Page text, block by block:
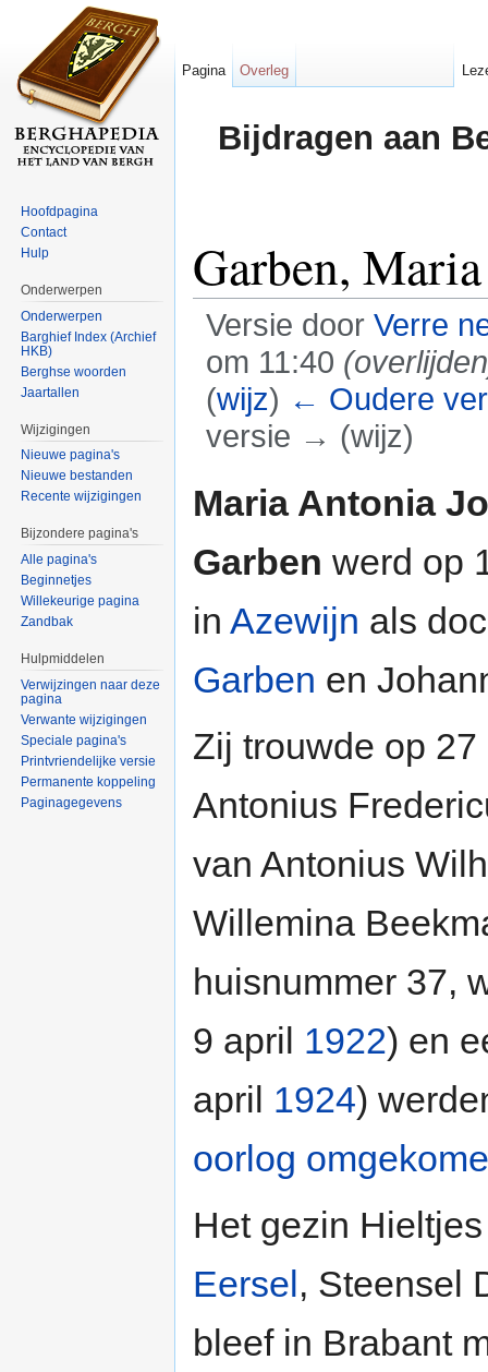
Bijdragen aan
Garben,
Versie door Verre
om 11:40
(wijz) ← Oudere
versie → (wijz)
Maria Antonia
Garben werd op
in Azewijn als
Garben en
Zij trouwde op
Antonius
van Antonius
Willemina
huisnummer 37,
9 april 1922) en
april 1924)
oorlog
Het gezin
Eersel, Steensel
bleef in Brabant
Pagina Overleg
Hoofdpagina
Contact
Hulp
Onderwerpen
Onderwerpen
Barghief Index (Archief
HKB)
Berghse woorden
Jaartallen
Wijzigingen
Nieuwe pagina's
Nieuwe bestanden
Recente wijzigingen
Bijzondere pagina's
Alle pagina's
Beginnetjes
Willekeurige pagina
Zandbak
Hulpmiddelen
Verwijzingen naar deze
pagina
Verwante wijzigingen
Speciale pagina's
Printvriendelijke versie
Permanente koppeling
Paginagegevens